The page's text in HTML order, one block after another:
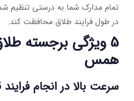
تمام مدارک شما به درستی تنظیم
در طول فرایند طلاق محافظت کند.
5 ویژگی برجسته
همس
سرعت بالا در انجام فرایند